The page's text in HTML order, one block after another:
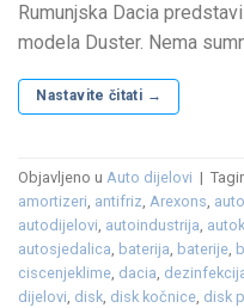
Rumunjska Dacia
modela Duster. Nema
Nastavite čitati →
Objavljeno u Auto dijelovi |
amortizeri, antifriz, Arexons, auto
autodijelovi, autoindustrija,
autosjedalica, baterija, baterije,
ciscenjeklime, dacia,
dijelovi, disk, disk kočnice, disk